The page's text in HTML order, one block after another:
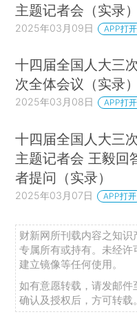
主题记者会（实录）
2025年03月09日 APP打开
十四届全国人大三
次全体会议（实录）
2025年03月08日 APP打开
十四届全国人大三
主题记者会 王毅回
者提问（实录）
2025年03月07日 APP打开
财新网所刊载内容之知
专属所有或持有。未经许
建立镜像等任何使用。
如有意愿转载，请发邮件
确认及授权后，方可转载。